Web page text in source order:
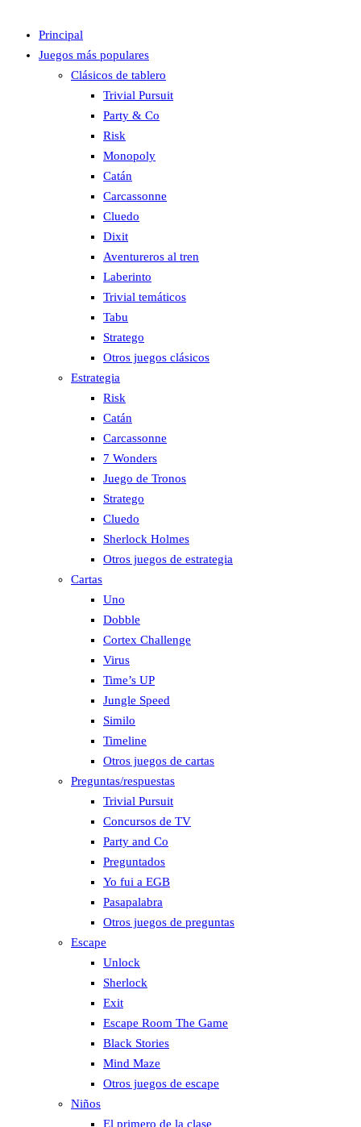
Principal
Juegos más populares
Clásicos de tablero
Trivial Pursuit
Party & Co
Risk
Monopoly
Catán
Carcassonne
Cluedo
Dixit
Aventureros al tren
Laberinto
Trivial temáticos
Tabu
Stratego
Otros juegos clásicos
Estrategia
Risk
Catán
Carcassonne
7 Wonders
Juego de Tronos
Stratego
Cluedo
Sherlock Holmes
Otros juegos de estrategia
Cartas
Uno
Dobble
Cortex Challenge
Virus
Time’s UP
Jungle Speed
Similo
Timeline
Otros juegos de cartas
Preguntas/respuestas
Trivial Pursuit
Concursos de TV
Party and Co
Preguntados
Yo fui a EGB
Pasapalabra
Otros juegos de preguntas
Escape
Unlock
Sherlock
Exit
Escape Room The Game
Black Stories
Mind Maze
Otros juegos de escape
Niños
El primero de la clase